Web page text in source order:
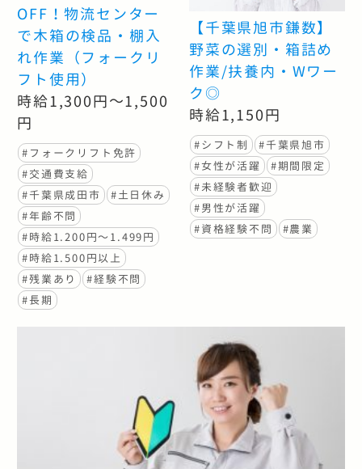
OFF！物流センター
で木箱の検品・棚入
れ作業（フォークリ
フト使用）
時給1,300円～1,500
円
#フォークリフト免許
#交通費支給
#千葉県成田市
#土日休み
#年齢不問
#時給1.200円〜1.499円
#時給1.500円以上
#残業あり
#経験不問
#長期
【千葉県旭市鎌数】
野菜の選別・箱詰め
作業/扶養内・Wワー
ク◎
時給1,150円
#シフト制
#千葉県旭市
#女性が活躍
#期間限定
#未経験者歓迎
#男性が活躍
#資格経験不問
#農業